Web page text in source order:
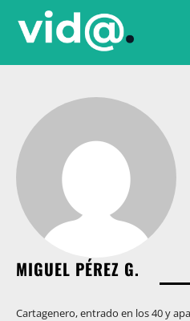
MIGUEL PÉREZ G.
Cartagenero, entrado en los 40 y